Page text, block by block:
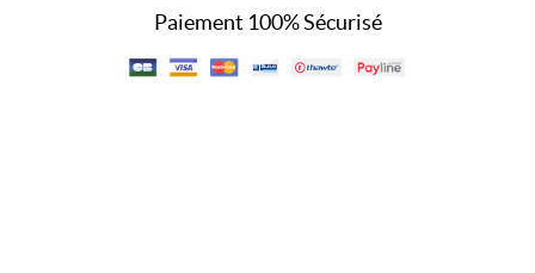
Paiement 100% Sécurisé